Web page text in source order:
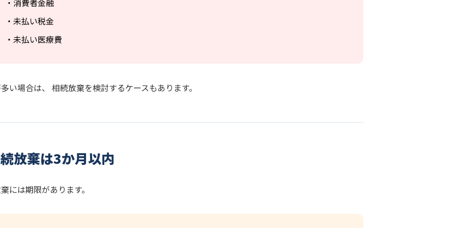
・消費者金融
・未払い税金
・未払い医療費
い場合は、 相続放棄を検討するケースもあります。
放棄は3か月以内
には期限があります。